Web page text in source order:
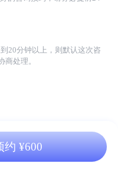
20分钟以上，则默认这次咨
处理。
约 ¥600